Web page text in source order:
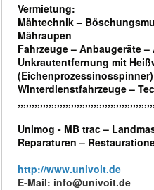
Vermietung:
Mähtechnik –
Mähraupen
Fahrzeuge – Anbaugeräte
Unkrautentfernung mit
(Eichenprozessinosspinner)
Winterdienstfahrzeuge –
Unimog - MB trac –
Reparaturen –
http://www.univoit.de
E-Mail: info@univoit.de